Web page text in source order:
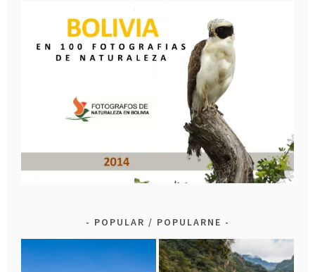
POPULAR / POPULARNE